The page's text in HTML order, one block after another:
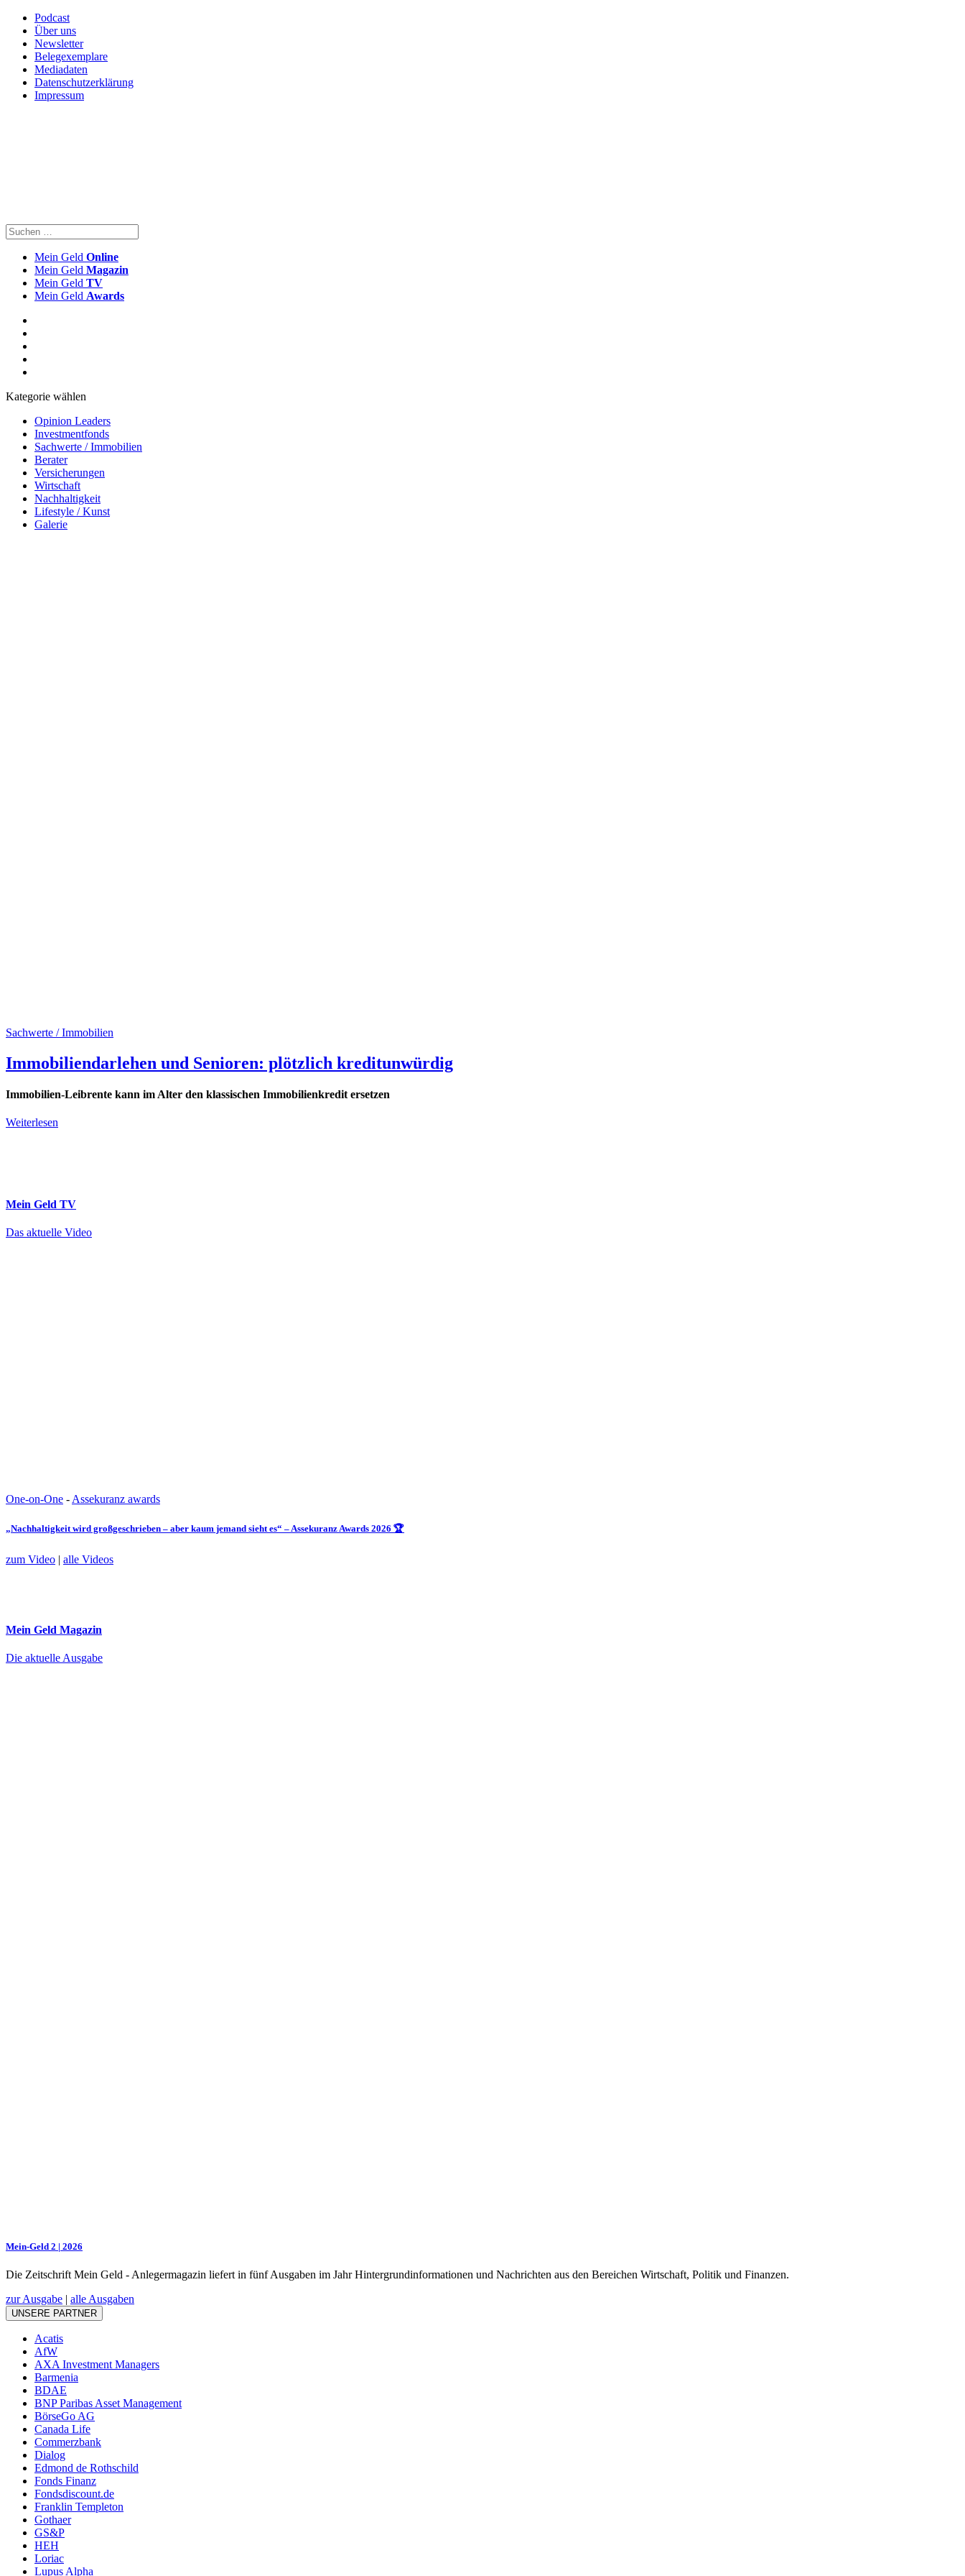
Podcast
Über uns
Newsletter
Belegexemplare
Mediadaten
Datenschutzerklärung
Impressum
Mein Geld Online
Mein Geld Magazin
Mein Geld TV
Mein Geld Awards
Kategorie wählen
Opinion Leaders
Investmentfonds
Sachwerte / Immobilien
Berater
Versicherungen
Wirtschaft
Nachhaltigkeit
Lifestyle / Kunst
Galerie
Sachwerte / Immobilien
Immobiliendarlehen und Senioren: plötzlich kreditunwürdig
Immobilien-Leibrente kann im Alter den klassischen Immobilienkredit ersetzen
Weiterlesen
Mein Geld TV
Das aktuelle Video
One-on-One - Assekuranz awards
„Nachhaltigkeit wird großgeschrieben – aber kaum jemand sieht es“ – Assekuranz Awards 2026 🏆
zum Video | alle Videos
Mein Geld Magazin
Die aktuelle Ausgabe
Mein-Geld 2 | 2026
Die Zeitschrift Mein Geld - Anlegermagazin liefert in fünf Ausgaben im Jahr Hintergrundinformationen und Nachrichten aus den Bereichen Wirtschaft, Politik und Finanzen.
zur Ausgabe | alle Ausgaben
UNSERE PARTNER
Acatis
AfW
AXA Investment Managers
Barmenia
BDAE
BNP Paribas Asset Management
BörseGo AG
Canada Life
Commerzbank
Dialog
Edmond de Rothschild
Fonds Finanz
Fondsdiscount.de
Franklin Templeton
Gothaer
GS&P
HEH
Loriac
Lupus Alpha